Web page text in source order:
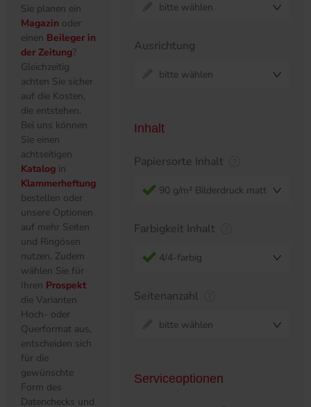
Sie planen ein
Magazin oder
einen Beileger in
der Zeitung?
Gleichzeitig
achten Sie sicher
auf die Kosten,
die entstehen.
Bei uns können
Sie einen
achtseitigen
Katalog in
Klammerheftung
bestellen oder
unsere Optionen
auf mehr Seiten
und Ringösen
nutzen. Zudem
wählen Sie für
Ihren Prospekt
die Varianten
Hoch- oder
Querformat aus,
entscheiden sich
für die
gewünschte
Form des
Datenchecks und
bitte wählen
Ausrichtung
bitte wählen
Inhalt
Papiersorte Inhalt
90 g/m² Bilderdruck matt
Farbigkeit Inhalt
4/4-farbig
Seitenanzahl
bitte wählen
Serviceoptionen